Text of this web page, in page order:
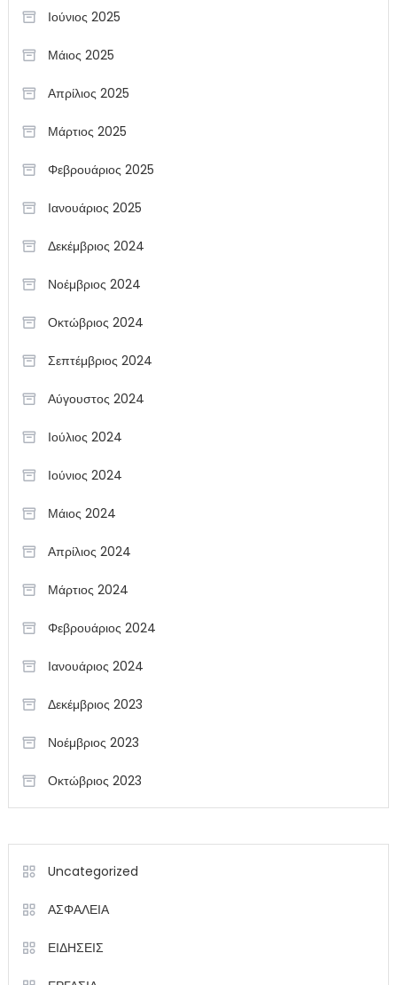
Ιούνιος 2025
Μάιος 2025
Απρίλιος 2025
Μάρτιος 2025
Φεβρουάριος 2025
Ιανουάριος 2025
Δεκέμβριος 2024
Νοέμβριος 2024
Οκτώβριος 2024
Σεπτέμβριος 2024
Αύγουστος 2024
Ιούλιος 2024
Ιούνιος 2024
Μάιος 2024
Απρίλιος 2024
Μάρτιος 2024
Φεβρουάριος 2024
Ιανουάριος 2024
Δεκέμβριος 2023
Νοέμβριος 2023
Οκτώβριος 2023
Uncategorized
ΑΣΦΑΛΕΙΑ
ΕΙΔΗΣΕΙΣ